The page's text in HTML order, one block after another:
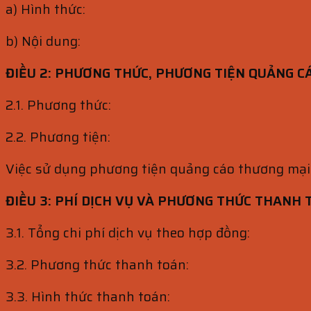
a) Hình thức:
b) Nội dung:
ĐIỀU 2: PHƯƠNG THỨC, PHƯƠNG TIỆN QUẢNG
2.1. Phương thức:
2.2. Phương tiện:
Việc sử dụng phương tiện quảng cáo thương
ĐIỀU 3: PHÍ DỊCH VỤ VÀ PHƯƠNG THỨC THANH
3.1. Tổng chi phí dịch vụ theo hợp đồng:
3.2. Phương thức thanh toán:
3.3. Hình thức thanh toán: